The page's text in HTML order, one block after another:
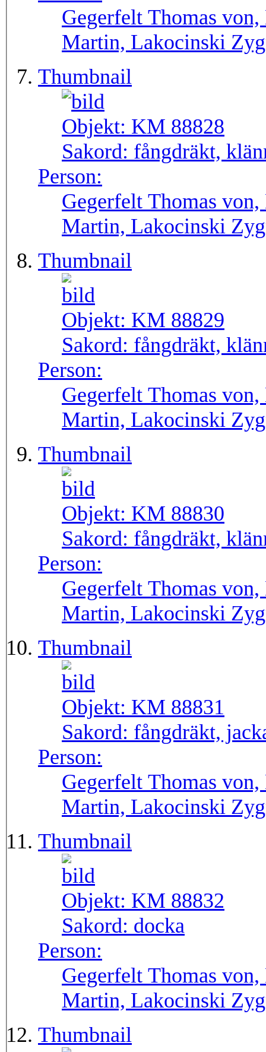
Gegerfelt Thomas
Martin, Lakocinski
Thumbnail
Objekt: KM 88828
Sakord: fångdräkt,
Person:
Gegerfelt Thomas
Martin, Lakocinski
Thumbnail
Objekt: KM 88829
Sakord: fångdräkt,
Person:
Gegerfelt Thomas
Martin, Lakocinski
Thumbnail
Objekt: KM 88830
Sakord: fångdräkt,
Person:
Gegerfelt Thomas
Martin, Lakocinski
Thumbnail
Objekt: KM 88831
Sakord: fångdräkt,
Person:
Gegerfelt Thomas
Martin, Lakocinski
Thumbnail
Objekt: KM 88832
Sakord: docka
Person:
Gegerfelt Thomas
Martin, Lakocinski
Thumbnail